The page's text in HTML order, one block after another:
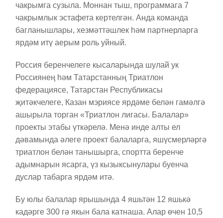
чакрымга сузыла. Моннан тыш, программага 7
чакрымлык эстафета кертелгән. Анда команда
багланышлары, хезмәттәшлек һәм партнерларга
ярдәм итү аерым роль уйный.
Россия беренчелеге кысаларында шулай ук
Россиянең һәм Татарстанның Триатлон
федерациясе, Татарстан Республикасы
җитәкчелеге, Казан мэриясе ярдәме белән гамәлгә
ашырыла торган «Триатлон лигасы. Балалар»
проекты этабы үткәрелә. Менә инде алты ел
дәвамында әлеге проект балаларга, яшүсмерләргә
триатлон белән танышырга, спортта беренче
адымнарын ясарга, үз кызыксынулары буенча
дуслар табарга ярдәм итә.
Бу юлы балалар ярышында 4 яшьтән 12 яшькә
кадәрге 300 гә якын бала катнаша. Алар өчен 10,5